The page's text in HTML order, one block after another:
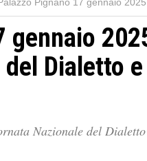
gennaio
Dialetto
Nazionale del